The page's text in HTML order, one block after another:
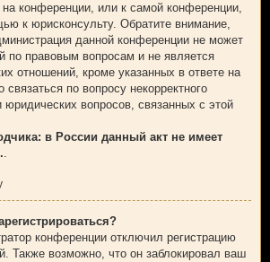
конференции, или к самой конференции,
к юрисконсульту. Обратите внимание,
данной конференции не может
по правовым вопросам и не является
отношений, кроме указанных в ответе на
по вопросу некорректного
юридических вопросов, связанных с этой
в России данный акт не имеет
.
конференции отключил регистрацию
Также возможно, что он заблокировал ваш